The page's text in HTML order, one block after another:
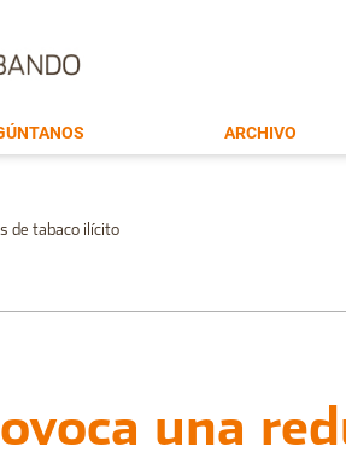
ARCHIVO
de tabaco ilícito
una